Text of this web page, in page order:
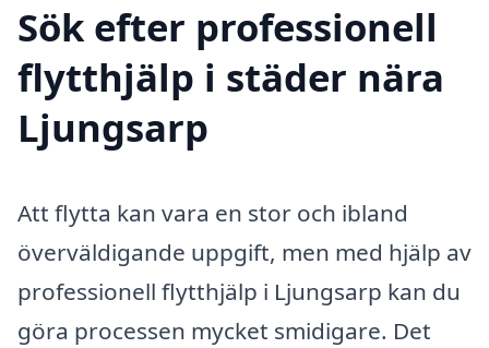
Sök efter professionell
flytthjälp i städer nära
Ljungsarp
Att flytta kan vara en stor och ibland
överväldigande uppgift, men med hjälp av
professionell flytthjälp i Ljungsarp kan du
göra processen mycket smidigare. Det